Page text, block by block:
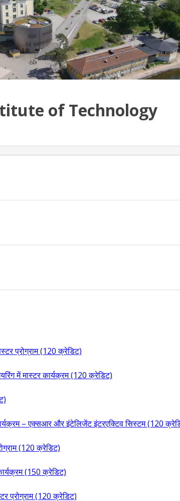
of Technology
प्रोग्राम (120 क्रेडिट)
में मास्टर कार्यक्रम (120 क्रेडिट)
– एक्सआर और इंटेलिजेंट इंटरएक्टिव सिस्टम (120
(120 क्रेडिट)
(150 क्रेडिट)
प्रोग्राम (120 क्रेडिट)